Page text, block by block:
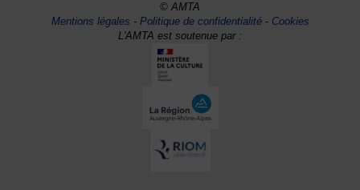
© AMTA
Mentions légales -Politique de confidentialité- Cookies
L'AMTA est soutenue par :